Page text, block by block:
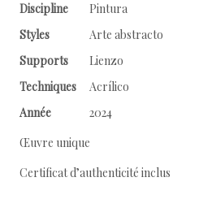
Discipline
Pintura
Styles
Arte abstracto
Supports
Lienzo
Techniques
Acrílico
Année
2024
Œuvre unique
Certificat d’authenticité inclus